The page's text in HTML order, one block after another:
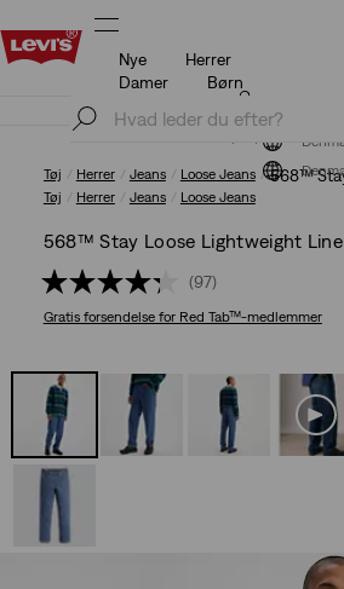
Opdateret politik for levering og
Tilmeld dig
Nye
Herrer
Damer
Børn
Opdateret politik for levering og
Tilmeld dig
Tøj Herrer Jeans Loose Jeans 568™
Tøj Herrer Jeans Loose Jeans
568™ Stay Loose Lightweight
(97)
Gratis forsendelsefor Red Tab™-medlemmer